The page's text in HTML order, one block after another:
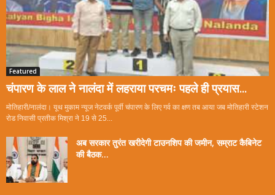
Featured
चंपारण के लाल ने नालंदा में लहराया परचमः पहले ही प्रयास...
मोतिहारी/नालंदा। यूथ मुकाम न्यूज नेटवर्क पूर्वी चंपारण के लिए गर्व का क्षण तब आया जब मोतिहारी स्टेशन
रोड निवासी प्रतीक मिश्रा ने 19 से 25...
अब सरकार तुरंत खरीदेगी टाउनशिप की जमीन, सम्राट कैबिनेट
की बैठक...